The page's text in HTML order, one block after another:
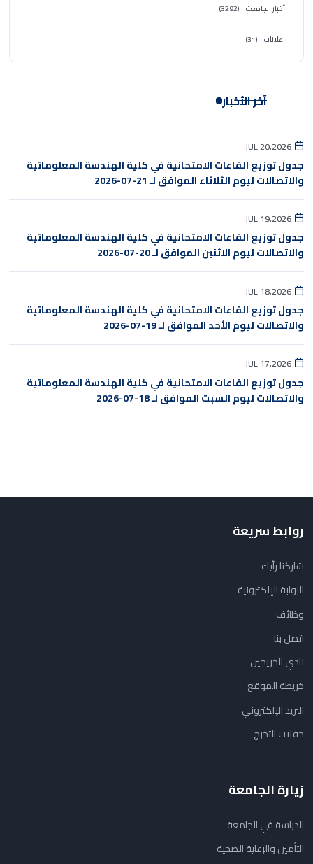
أخبار الجامعة (3292)
اعلانات (31)
آخر الأخبار
JUL 20,2026
جدول توزيع القاعات الامتحانية في كلية الهندسة المعلوماتية
والاتصالات ليوم الثلاثاء الموافق لـ 21-07-2026
JUL 19,2026
جدول توزيع القاعات الامتحانية في كلية الهندسة المعلوماتية
والاتصالات ليوم الاثنين الموافق لـ 20-07-2026
JUL 18,2026
جدول توزيع القاعات الامتحانية في كلية الهندسة المعلوماتية
والاتصالات ليوم الأحد الموافق لـ 19-07-2026
JUL 17,2026
جدول توزيع القاعات الامتحانية في كلية الهندسة المعلوماتية
والاتصالات ليوم السبت الموافق لـ 18-07-2026
روابط سريعة
شاركنا رأيك
البوابة الإلكترونية
وظائف
اتصل بنا
نادي الخريجين
خريطة الموقع
البريد الإلكتروني
حفلات التخرج
زيارة الجامعة
الدراسة في الجامعة
التأمين والرعاية الصحية